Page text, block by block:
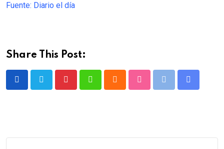
Fuente: Diario el día
Share This Post: